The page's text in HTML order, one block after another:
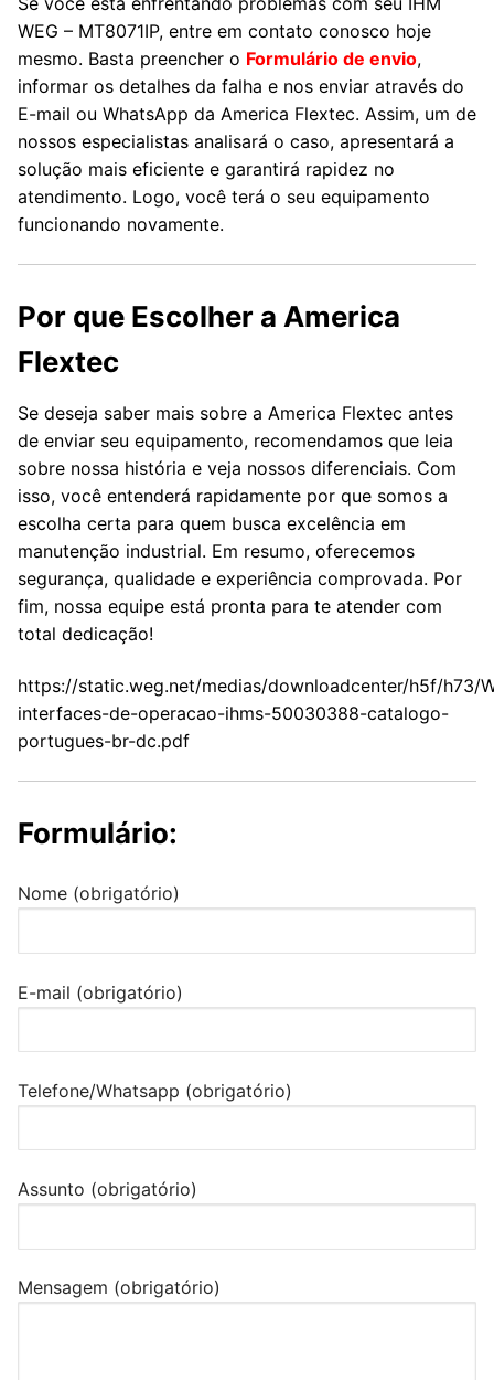
WEG – MT8071IP, entre em contato conosco hoje
mesmo. Basta preencher o Formulário de envio,
informar os detalhes da falha e nos enviar através do
E-mail ou WhatsApp da America Flextec. Assim, um de
nossos especialistas analisará o caso, apresentará a
solução mais eficiente e garantirá rapidez no
atendimento. Logo, você terá o seu equipamento
funcionando novamente.
Por que Escolher a America
Flextec
Se deseja saber mais sobre a America Flextec antes
de enviar seu equipamento, recomendamos que leia
sobre nossa história e veja nossos diferenciais. Com
isso, você entenderá rapidamente por que somos a
escolha certa para quem busca excelência em
manutenção industrial. Em resumo, oferecemos
segurança, qualidade e experiência comprovada. Por
fim, nossa equipe está pronta para te atender com
total dedicação!
https://static.weg.net/medias/downloadcenter/h5f/h73/
interfaces-de-operacao-ihms-50030388-catalogo-
portugues-br-dc.pdf
Formulário:
Nome (obrigatório)
E-mail (obrigatório)
Telefone/Whatsapp (obrigatório)
Assunto (obrigatório)
Mensagem (obrigatório)